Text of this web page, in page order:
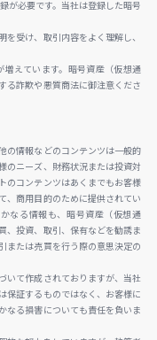
が必要です。当社は登録した暗号
受け、取引内容をよく理解し、
えています。暗号資産（仮想通
る詐欺や悪質商法に御注意くださ
の情報などのコンテンツは一般的
のニーズ、財務状況または投資対
のコンテンツはあくまでもお客様
、商用目的のために提供されてい
なる情報も、暗号資産（仮想通
、投資、取引、保有などを勧誘ま
または売買を行う際の意思決定の
いて作成されておりますが、当社
保証するものではなく、お客様に
なる損害についても責任を負いま